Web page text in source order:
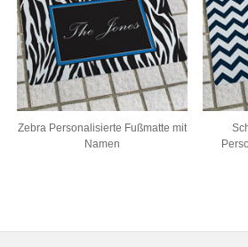
Zebra Personalisierte Fußmatte mit
Namen